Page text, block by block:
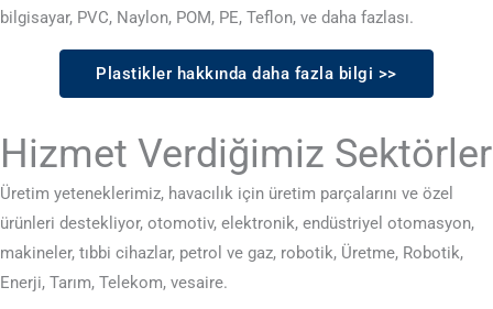
bilgisayar, PVC, Naylon, POM, PE, Teflon, ve daha fazlası.
Plastikler hakkında daha fazla bilgi >>
Hizmet Verdiğimiz Sektörler
Üretim yeteneklerimiz, havacılık için üretim parçalarını ve özel
ürünleri destekliyor, otomotiv, elektronik, endüstriyel otomasyon,
makineler, tıbbi cihazlar, petrol ve gaz, robotik, Üretme, Robotik,
Enerji, Tarım, Telekom, vesaire.